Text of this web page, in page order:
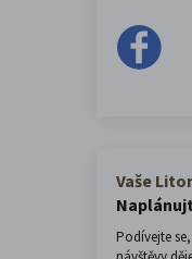
Vaše
Podívejte